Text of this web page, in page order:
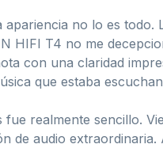
no lo es todo.
HIFI T4 no me
con una claridad
que estaba
fue realmente sencillo.
de audio